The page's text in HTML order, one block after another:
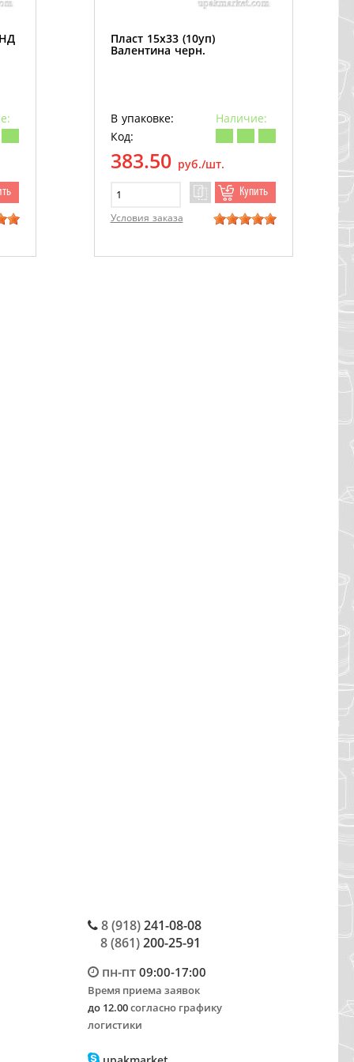
Пласт 15х33 (10уп)
Валентина черн.
В упаковке:
Наличие:
Код:
383.50 руб./шт.
Купить
Условия заказа
8 (918)241-08-08
8 (861)200-25-91
пн-пт09:00-17:00
Время приема заявок
до 12.00согласно графику
логистики